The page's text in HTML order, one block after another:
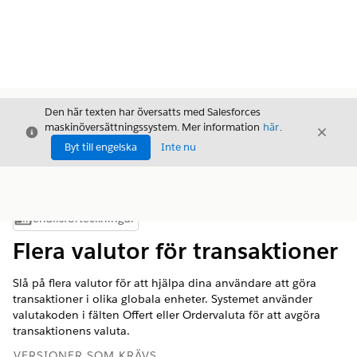
Stäng
Den här texten har översatts med Salesforces
maskinöversättningssystem. Mer information här.
Byt till engelska
Inte nu
Stäng
Visa innehållsförteckning
Innehållsförteckningar
Flera valutor för transaktioner
Slå på flera valutor för att hjälpa dina användare att göra
transaktioner i olika globala enheter. Systemet använder
valutakoden i fälten Offert eller Ordervaluta för att avgöra
transaktionens valuta.